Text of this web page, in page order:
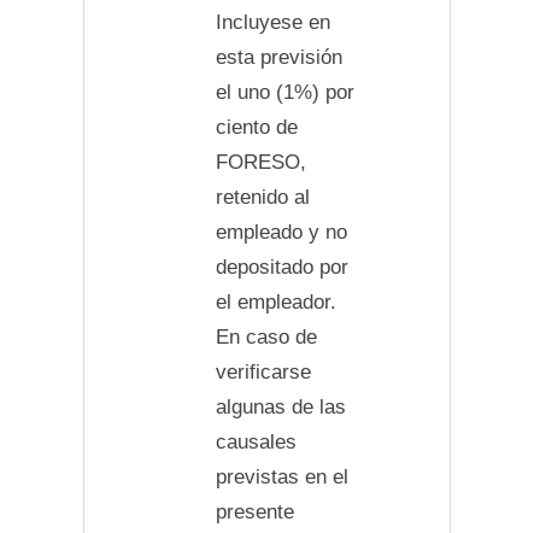
Incluyese en
esta previsión
el uno (1%) por
ciento de
FORESO,
retenido al
empleado y no
depositado por
el empleador.
En caso de
verificarse
algunas de las
causales
previstas en el
presente